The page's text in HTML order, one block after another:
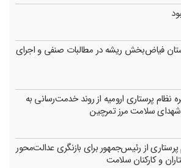
فیاض‌بخش ریشه در مطالبات صنفی و اجرای
نظام پرستاری ارومیه از روند خدمت‌رسانی به
شهدای سلامت مرز تمرچین
از رئیس‌جمهور برای بازنگری عدالت‌محور
و کارکنان سلامت